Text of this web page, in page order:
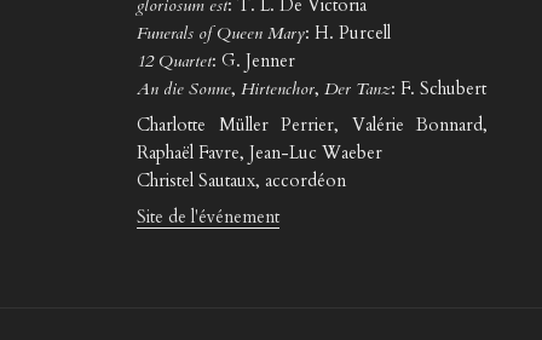
gloriosum est: T. L. De Victoria
Funerals of Queen Mary: H. Purcell
12 Quartet: G. Jenner
An die Sonne,Hirtenchor,Der Tanz: F. Schubert
Charlotte Müller Perrier, Valérie Bonnard,
Raphaël Favre, Jean-Luc Waeber
Christel Sautaux, accordéon
Site de l'événement